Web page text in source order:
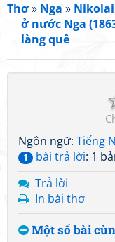
Thơ» Nga »
ở nước Nga
làng quê
Ngôn ngữ: Tiếng
1 bài trả lời: 1
Trả lời
In bài thơ
Một số bài